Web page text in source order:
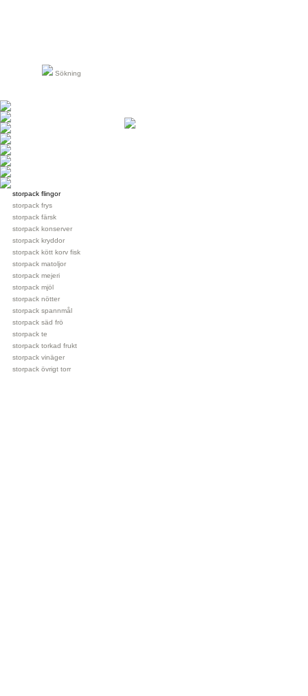
Sökning
storpack flingor
storpack frys
storpack färsk
storpack konserver
storpack kryddor
storpack kött korv fisk
storpack matoljor
storpack mejeri
storpack mjöl
storpack nötter
storpack spannmål
storpack säd frö
storpack te
storpack torkad frukt
storpack vinäger
storpack övrigt torr